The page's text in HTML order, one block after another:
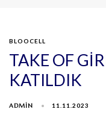
BLOOCELL
TAKE OF
KATILDIK
ADMIN 11.11.2023